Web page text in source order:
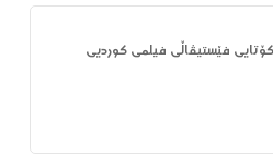
فێستیڤاڵی فیلمی کوردیی